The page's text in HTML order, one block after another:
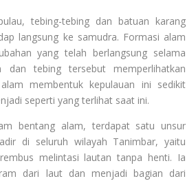
tebing-tebing dan batuan karang
langsung ke samudra. Formasi alam
yang telah berlangsung selama
dan tebing tersebut memperlihatkan
membentuk kepulauan ini sedikit
seperti yang terlihat saat ini.
bentang alam, terdapat satu unsur
di seluruh wilayah Tanimbar, yaitu
melintasi lautan tanpa henti. Ia
dari laut dan menjadi bagian dari